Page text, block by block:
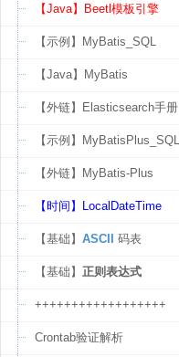
【Java】Beetl模板引擎
【示例】MyBatis_SQL
【Java】MyBatis
【外链】Elasticsearch手册
【示例】MyBatisPlus_SQL
【外链】MyBatis-Plus
【时间】LocalDateTime
【基础】 ASCII 码表
【基础】 正则表达式
++++++++++++++++++
Crontab验证解析